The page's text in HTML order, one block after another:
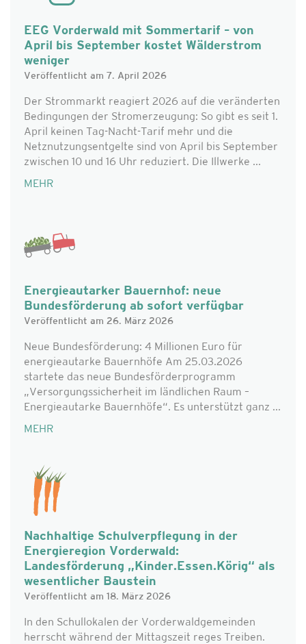
EEG Vorderwald mit Sommertarif – von
April bis September kostet Wälderstrom
weniger
Veröffentlicht am 7. April 2026
Der Strommarkt reagiert 2026 auf die veränderten
Bedingungen der Stromerzeugung: So gibt es seit 1.
April keinen Tag-Nacht-Tarif mehr und die
Netznutzungsentgelte sind von April bis September
zwischen 10 und 16 Uhr reduziert. Die Illwerke ...
MEHR
Energieautarker Bauernhof: neue
Bundesförderung ab sofort verfügbar
Veröffentlicht am 26. März 2026
Neue Bundesförderung: 4 Millionen Euro für
energieautarke Bauernhöfe Am 25.03.2026
startete das neue Bundesförderprogramm
„Versorgungssicherheit im ländlichen Raum –
Energieautarke Bauernhöfe“. Es unterstützt ganz ...
MEHR
Nachhaltige Schulverpflegung in der
Energieregion Vorderwald:
Landesförderung „Kinder.Essen.Körig“ als
wesentlicher Baustein
Veröffentlicht am 18. März 2026
In den Schullokalen der Vorderwaldgemeinden
herrscht während der Mittagszeit reges Treiben.